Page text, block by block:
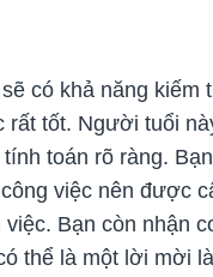
có khả năng kiếm
rất tốt. Người tuổi
toán rõ ràng.
việc nên được
Bạn còn nhận
thể là một lời mời